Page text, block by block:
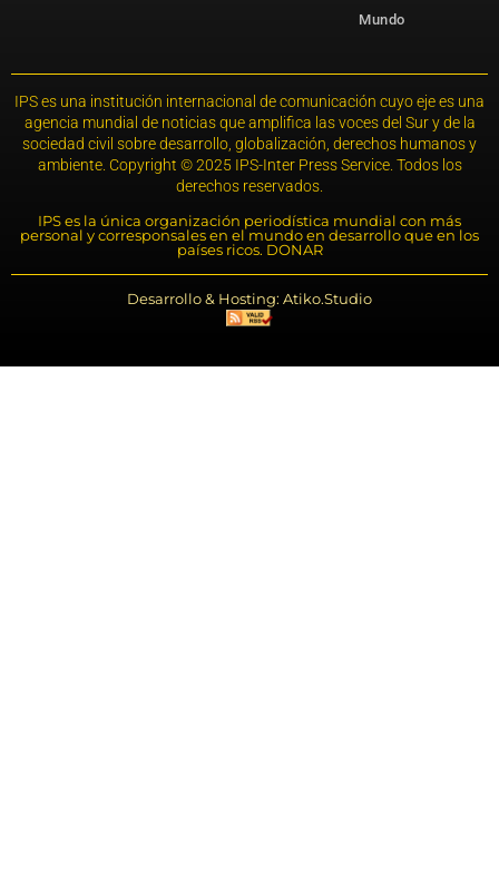
Mundo
IPS es una institución internacional de comunicación cuyo eje es una
agencia mundial de noticias que amplifica las voces del Sur y de la
sociedad civil sobre desarrollo, globalización, derechos humanos y
ambiente. Copyright © 2025 IPS-Inter Press Service. Todos los
derechos reservados.
IPS es la única organización periodística mundial con más
personal y corresponsales en el mundo en desarrollo que en los
países ricos. DONAR
Desarrollo & Hosting: Atiko.Studio